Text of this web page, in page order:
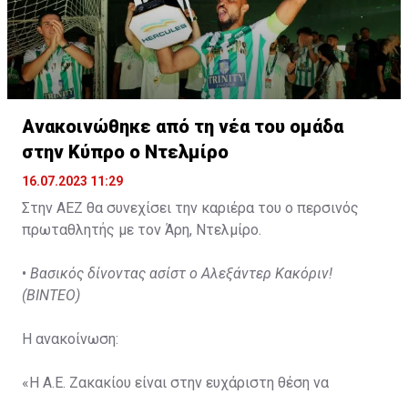
Ανακοινώθηκε από τη νέα του ομάδα
στην Κύπρο ο Ντελμίρο
16.07.2023 11:29
Στην ΑΕΖ θα συνεχίσει την καριέρα του ο περσινός
πρωταθλητής με τον Άρη, Ντελμίρο.
• Βασικός δίνοντας ασίστ ο Αλεξάντερ Κακόριν!
(ΒΙΝΤΕΟ)
Η ανακοίνωση:
«Η Α.Ε. Ζακακίου είναι στην ευχάριστη θέση να